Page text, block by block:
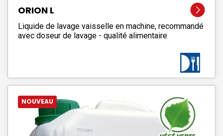
ORION L
Liquide de lavage vaisselle en machine, recommandé
avec doseur de lavage - qualité alimentaire
NOUVEAU